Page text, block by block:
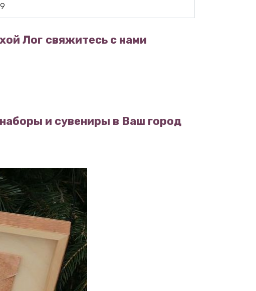
Лог свяжитесь с нами
и сувениры в Ваш город